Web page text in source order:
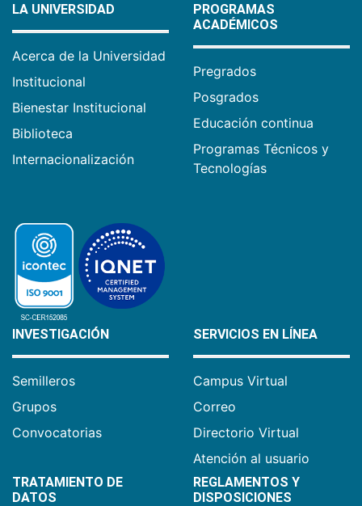
LA UNIVERSIDAD
Acerca de la Universidad
Institucional
Bienestar Institucional
Biblioteca
Internacionalización
PROGRAMAS
ACADÉMICOS
Pregrados
Posgrados
Educación continua
Programas Técnicos y
Tecnologías
INVESTIGACIÓN
Semilleros
Grupos
Convocatorias
SERVICIOS EN LÍNEA
Campus Virtual
Correo
Directorio Virtual
Atención al usuario
TRATAMIENTO DE
DATOS
REGLAMENTOS Y
DISPOSICIONES